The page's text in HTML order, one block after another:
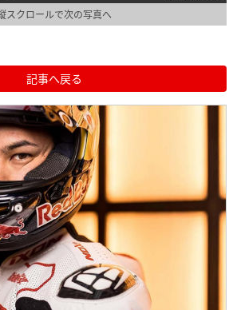
スクロールで次の写真へ
記事へ戻る